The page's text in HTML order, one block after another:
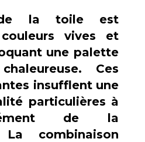
de la toile est
vives et
une palette
Ces
insufflent une
particulières à
de la
La combinaison